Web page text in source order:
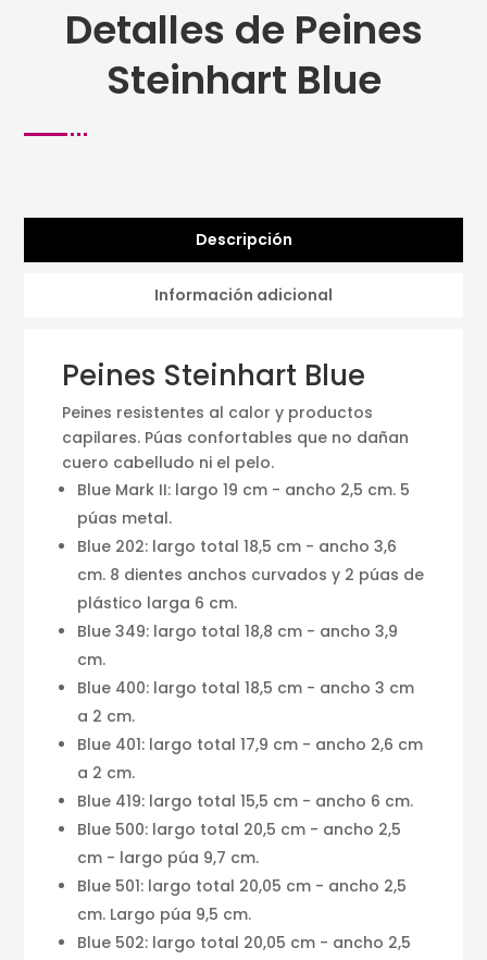
Detalles de Peines
Steinhart Blue
Descripción
Información adicional
Peines Steinhart Blue
Peines resistentes al calor y productos
capilares. Púas confortables que no dañan
cuero cabelludo ni el pelo.
Blue Mark II: largo 19 cm - ancho 2,5 cm. 5
púas metal.
Blue 202: largo total 18,5 cm - ancho 3,6
cm. 8 dientes anchos curvados y 2 púas de
plástico larga 6 cm.
Blue 349: largo total 18,8 cm - ancho 3,9
cm.
Blue 400: largo total 18,5 cm - ancho 3 cm
a 2 cm.
Blue 401: largo total 17,9 cm - ancho 2,6 cm
a 2 cm.
Blue 419: largo total 15,5 cm - ancho 6 cm.
Blue 500: largo total 20,5 cm - ancho 2,5
cm - largo púa 9,7 cm.
Blue 501: largo total 20,05 cm - ancho 2,5
cm. Largo púa 9,5 cm.
Blue 502: largo total 20,05 cm - ancho 2,5